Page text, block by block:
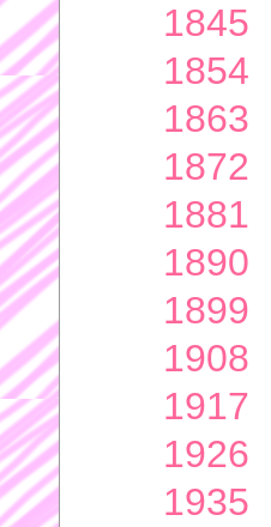
1845
1854
1863
1872
1881
1890
1899
1908
1917
1926
1935